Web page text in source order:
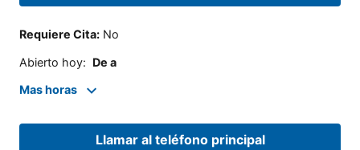
Requiere Cita: No
Abierto hoy: De a
Mas horas
Llamar al teléfono principal